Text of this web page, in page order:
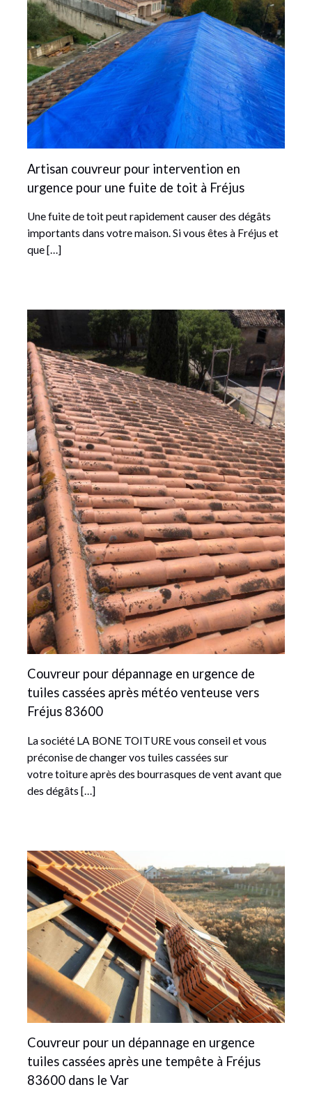
Artisan couvreur pour intervention en
urgence pour une fuite de toit à Fréjus
Une fuite de toit peut rapidement causer des dégâts
importants dans votre maison. Si vous êtes à Fréjus et
que […]
Couvreur pour dépannage en urgence de
tuiles cassées après météo venteuse vers
Fréjus 83600
La société LA BONE TOITURE vous conseil et vous
préconise de changer vos tuiles cassées sur
votre toiture après des bourrasques de vent avant que
des dégâts […]
Couvreur pour un dépannage en urgence
tuiles cassées après une tempête à Fréjus
83600 dans le Var